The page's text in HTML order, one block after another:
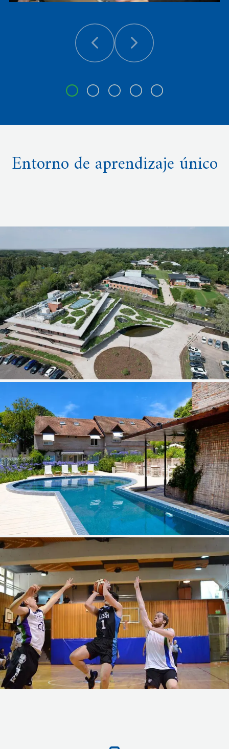
Entorno de aprendizaje único
Campus de vanguardia
Vas a cursar en el Campus Victoria en
San Fernando, con laboratorios, aulas
y espacios de innovación diseñados
para potenciar tu aprendizaje.
Viví la experiencia
universitaria
Si vivís a más de 50 km del campus,
podés alojarte en nuestras residencias
Dormis y Jacarandá.